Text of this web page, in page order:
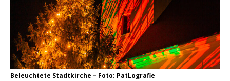
Beleuchtete Stadtkirche – Foto: PatLografie